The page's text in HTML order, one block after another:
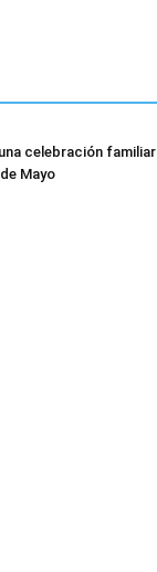
celebración familiar
Mayo